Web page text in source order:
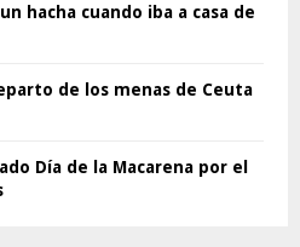
hacha cuando iba a casa de
de los menas de Ceuta
Día de la Macarena por el